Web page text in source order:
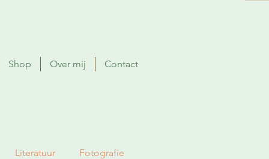
Shop Over mij Contact
Literatuur Fotografie